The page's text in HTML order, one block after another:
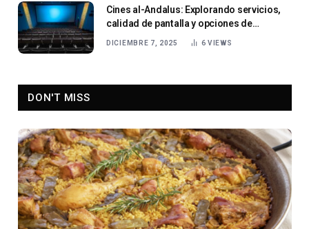
Cines al-Andalus: Explorando servicios,
calidad de pantalla y opciones de
DICIEMBRE 7, 2025 6VIEWS
DON'T MISS